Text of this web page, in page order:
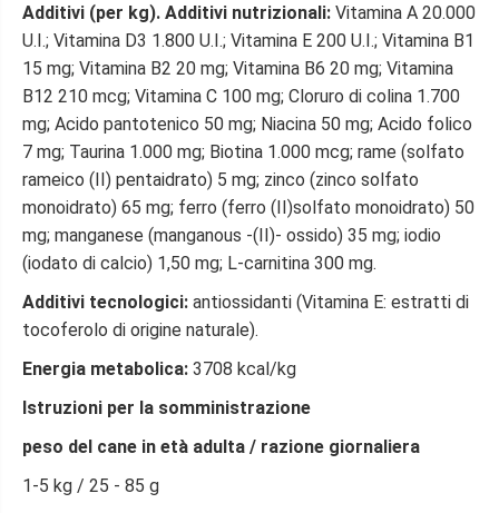
r
e
e
A
n
t
r
a
-
1
2
k
g
r
e
e
A
n
t
r
a
-
1
2
g
Additivi (per kg). Additivi nutrizionali: Vitamina A 20.000
U.I.; Vitamina D3 1.800 U.I.; Vitamina E 200 U.I.; Vitamina B1
15 mg; Vitamina B2 20 mg; Vitamina B6 20 mg; Vitamina
B12 210 mcg; Vitamina C 100 mg; Cloruro di colina 1.700
mg; Acido pantotenico 50 mg; Niacina 50 mg; Acido folico
7 mg; Taurina 1.000 mg; Biotina 1.000 mcg; rame (solfato
rameico (II) pentaidrato) 5 mg; zinco (zinco solfato
monoidrato) 65 mg; ferro (ferro (II)solfato monoidrato) 50
mg; manganese (manganous -(II)- ossido) 35 mg; iodio
(iodato di calcio) 1,50 mg; L-carnitina 300 mg.
Additivi tecnologici: antiossidanti (Vitamina E: estratti di
tocoferolo di origine naturale).
Energia metabolica: 3708 kcal/kg
Istruzioni per la somministrazione
peso del cane in età adulta / razione giornaliera
1-5 kg / 25 - 85 g